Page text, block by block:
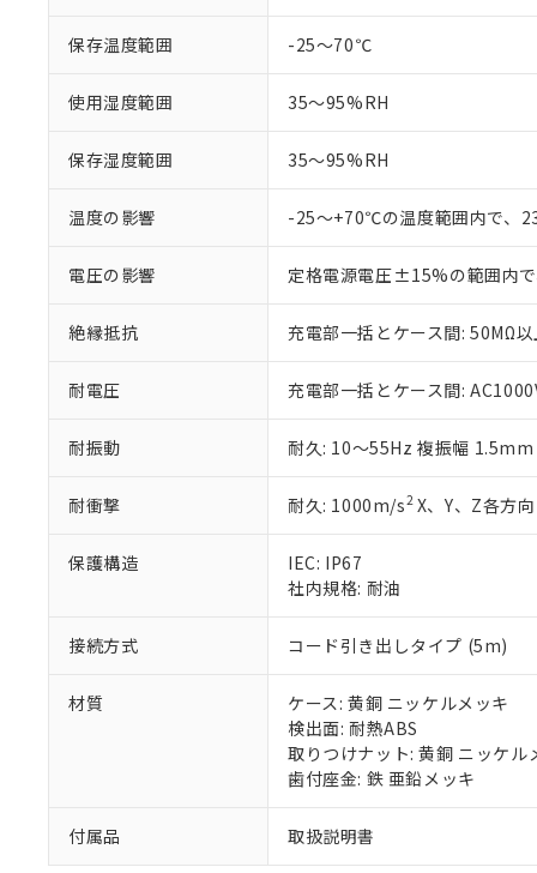
保存温度範囲 -25～70℃
使用湿度範囲 35～95%RH
保存湿度範囲 35～95%RH
温度の影響 -25～+70℃の温度範囲内で、
電圧の影響 定格電源電圧±15%の範囲内
絶縁抵抗 充電部一括とケース間: 50MΩ
耐電圧 充電部一括とケース間:
耐振動 耐久: 10～55Hz 複振幅 1.5mm
耐衝撃 耐久: 1000m/s2X、Y、Z各方
保護構造
IEC: IP67
社内規格: 耐油
接続方式 コード引き出しタイプ (5m)
材質
ケース: 黄銅 ニッケルメッキ
検出面: 耐熱ABS
取りつけナット: 黄銅 ニッケル
歯付座金: 鉄 亜鉛メッキ
付属品 取扱説明書
くものです。
オムロン制
在庫状況お
す。
マイパーツ
が、当社の
さい。
※当社の共同
いる法人を
但し、RoHS指令で産
フタル酸エステル類の
※2 対応予定月
部品在庫の切り替
※3 非含有証明
下記の非含有証明
EU RoHS指令（
51物質の非含有証
※本証明書は発行
また、RoHS指令
混在することから
Pb(鉛) :1000ppm、
Cr(Ⅵ)(六価クロム) :
DBP(フタル酸ジブチル
DEHP(フタル酸ビス(2-
※2 環境保護使
「ｅ」：有害物質
「10」：通常の使
味します。
「－」：未確認で
う）を輸出
当社は規制
また当社は
たしません。
－
在庫な
機器販
空
白
受注生